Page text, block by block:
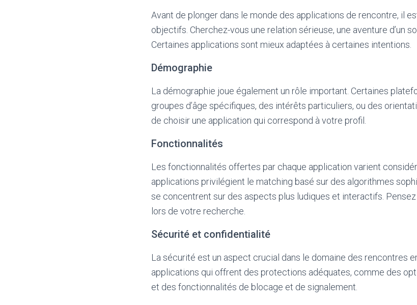
Avant de plonger dans le monde des applications de rencontre, il
objectifs. Cherchez-vous une relation sérieuse, une aventure d’un
Certaines applications sont mieux adaptées à certaines intentions.
Démographie
La démographie joue également un rôle important. Certaines
groupes d’âge spécifiques, des intérêts particuliers, ou des
de choisir une application qui correspond à votre profil.
Fonctionnalités
Les fonctionnalités offertes par chaque application varient
applications privilégient le matching basé sur des algorithmes
se concentrent sur des aspects plus ludiques et interactifs.
lors de votre recherche.
Sécurité et confidentialité
La sécurité est un aspect crucial dans le domaine des rencontres
applications qui offrent des protections adéquates, comme des
et des fonctionnalités de blocage et de signalement.